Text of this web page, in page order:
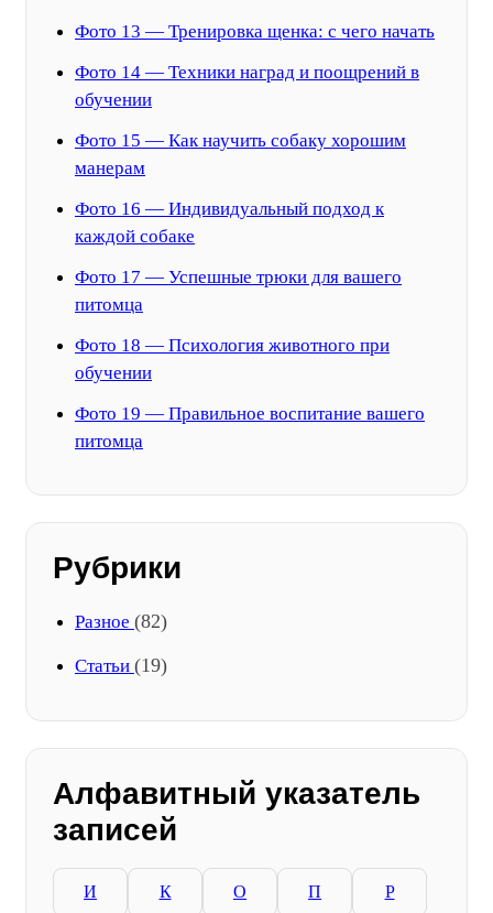
Фото 13 — Тренировка щенка: с чего начать
Фото 14 — Техники наград и поощрений в
обучении
Фото 15 — Как научить собаку хорошим
манерам
Фото 16 — Индивидуальный подход к
каждой собаке
Фото 17 — Успешные трюки для вашего
питомца
Фото 18 — Психология животного при
обучении
Фото 19 — Правильное воспитание вашего
питомца
Рубрики
Разное (82)
Статьи (19)
Алфавитный указатель
записей
И К О П Р